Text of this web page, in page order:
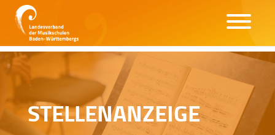
STELLENANZEIGE